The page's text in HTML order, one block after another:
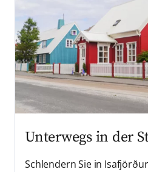
Unterwegs in der
Schlendern Sie in